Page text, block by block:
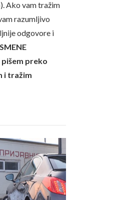
). Ako vam tražim
razumljivo
odgovore i
pišem preko
i tražim